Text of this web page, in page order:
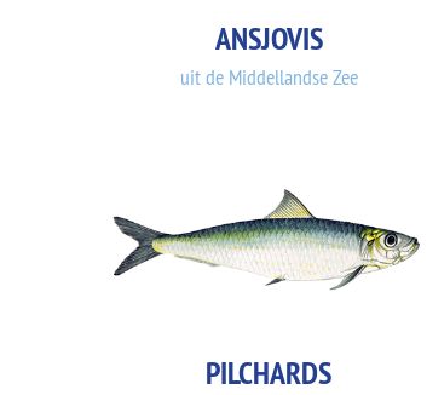
ANSJOVIS
uit de Middellandse Zee
PILCHARDS